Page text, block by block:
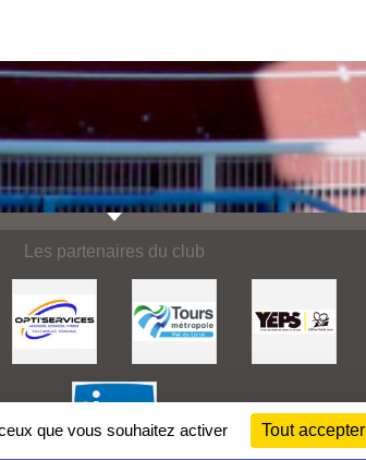
Les partenaires du club
que vous souhaitez activer Tout accepter